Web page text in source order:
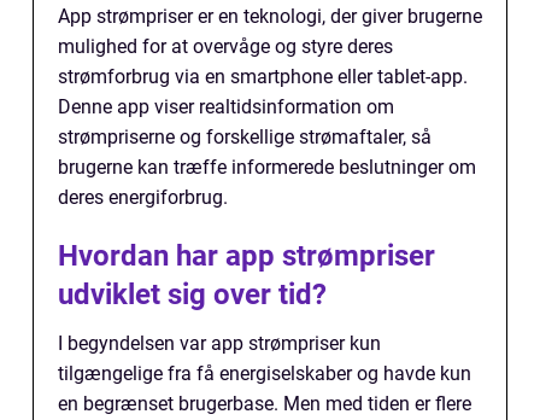
App strømpriser er en teknologi, der giver brugerne
mulighed for at overvåge og styre deres
strømforbrug via en smartphone eller tablet-app.
Denne app viser realtidsinformation om
strømpriserne og forskellige strømaftaler, så
brugerne kan træffe informerede beslutninger om
deres energiforbrug.
Hvordan har app strømpriser
udviklet sig over tid?
I begyndelsen var app strømpriser kun
tilgængelige fra få energiselskaber og havde kun
en begrænset brugerbase. Men med tiden er flere